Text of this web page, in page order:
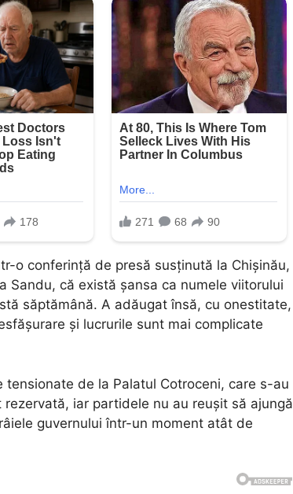
o conferință de presă susținută la Chișinău,
Sandu, că există șansa ca numele viitorului
săptămână. A adăugat însă, cu onestitate,
și lucrurile sunt mai complicate
de la Palatul Cotroceni, care s-au
iar partidele nu au reușit să ajungă
guvernului într-un moment atât de